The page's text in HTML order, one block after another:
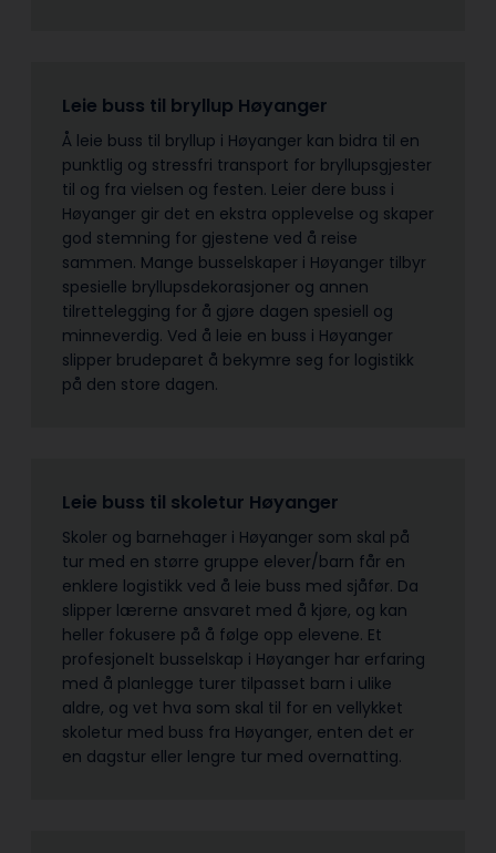
Leie buss til bryllup Høyanger
Å leie buss til bryllup i Høyanger kan bidra til en
punktlig og stressfri transport for bryllupsgjester
til og fra vielsen og festen. Leier dere buss i
Høyanger gir det en ekstra opplevelse og skaper
god stemning for gjestene ved å reise
sammen. Mange busselskaper i Høyanger tilbyr
spesielle bryllupsdekorasjoner og annen
tilrettelegging for å gjøre dagen spesiell og
minneverdig. Ved å leie en buss i Høyanger
slipper brudeparet å bekymre seg for logistikk
på den store dagen.
Leie buss til skoletur Høyanger
Skoler og barnehager i Høyanger som skal på
tur med en større gruppe elever/barn får en
enklere logistikk ved å leie buss med sjåfør. Da
slipper lærerne ansvaret med å kjøre, og kan
heller fokusere på å følge opp elevene. Et
profesjonelt busselskap i Høyanger har erfaring
med å planlegge turer tilpasset barn i ulike
aldre, og vet hva som skal til for en vellykket
skoletur med buss fra Høyanger, enten det er
en dagstur eller lengre tur med overnatting.